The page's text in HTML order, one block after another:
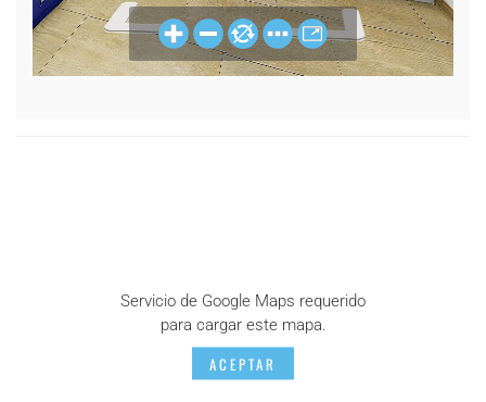
Servicio de Google Maps requerido
para cargar este mapa.
ACEPTAR